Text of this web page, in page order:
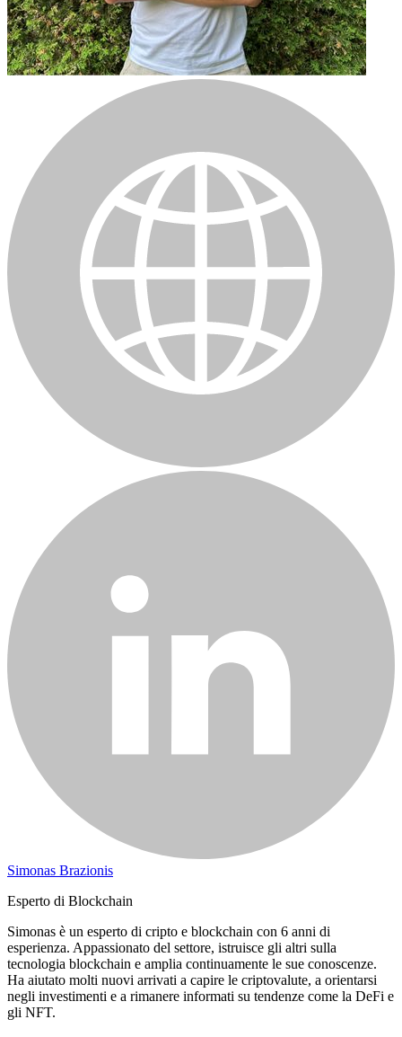
Simonas Brazionis
Esperto di Blockchain
Simonas è un esperto di cripto e blockchain con 6 anni di
esperienza. Appassionato del settore, istruisce gli altri sulla
tecnologia blockchain e amplia continuamente le sue conoscenze.
Ha aiutato molti nuovi arrivati a capire le criptovalute, a orientarsi
negli investimenti e a rimanere informati su tendenze come la DeFi e
gli NFT.